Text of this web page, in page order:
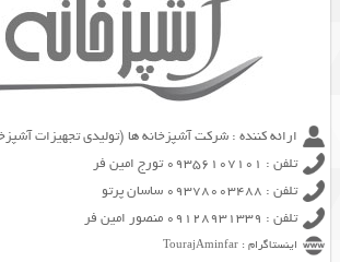
ارائه کننده : شرکت آشپزخانه ها (تولیدی تجهیزات
تلفن : 09356107101 تورج امین فر
تلفن : 09378003488 ساسان پرتو
تلفن : 09128931339 منصور امین فر
اینستاگرام : TourajAminfar